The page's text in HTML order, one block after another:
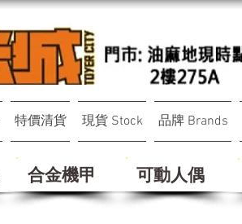
特價清貨 現貨 Stock 品牌 Brands
合金機甲 可動人偶